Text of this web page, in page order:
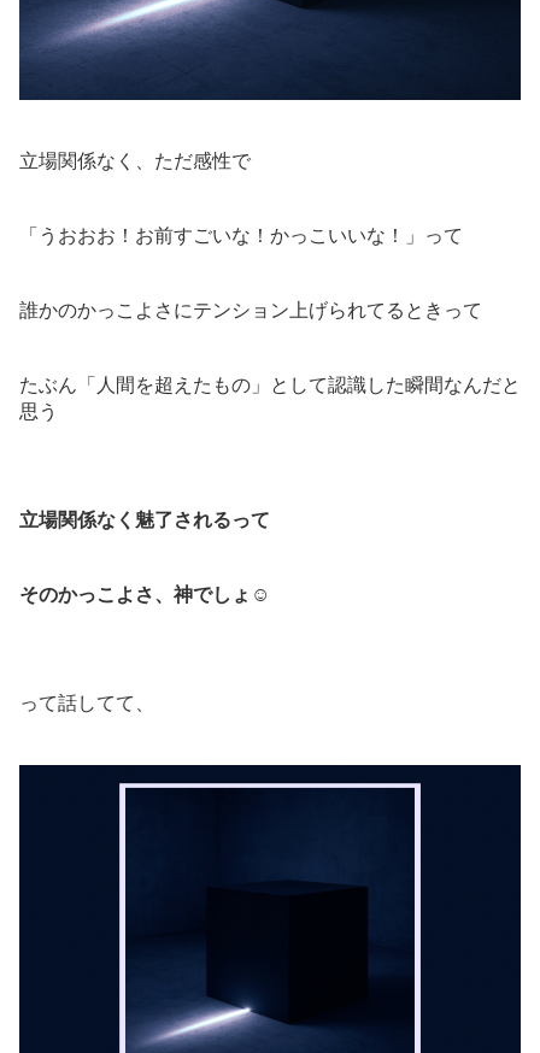
立場関係なく、ただ感性で
「うおおお！お前すごいな！かっこいいな！」って
誰かのかっこよさにテンション上げられてるときって
たぶん「人間を超えたもの」として認識した瞬間なんだと
思う
立場関係なく魅了されるって
そのかっこよさ、神でしょ☺︎
って話してて、